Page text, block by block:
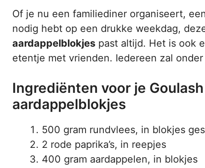
Of je nu een familiediner organiseert,
nodig hebt op een drukke weekdag,
aardappelblokjes past altijd. Het is ook
etentje met vrienden. Iedereen zal
Ingrediënten voor je
aardappelblokjes
500 gram rundvlees, in blokjes
2 rode paprika’s, in reepjes
400 gram aardappelen, in blokjes